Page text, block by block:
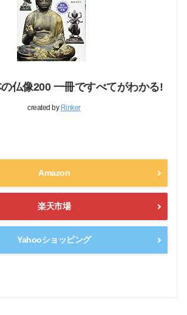
仏像200 一冊ですべてがわかる!
created by Rinker
Amazon
楽天市場
Yahooショッピング